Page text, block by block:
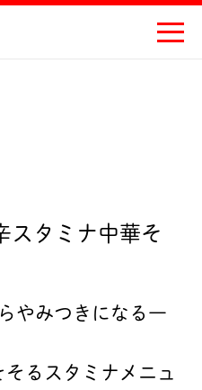
スタミナ中華そ
やみつきになる一
るスタミナメニュ